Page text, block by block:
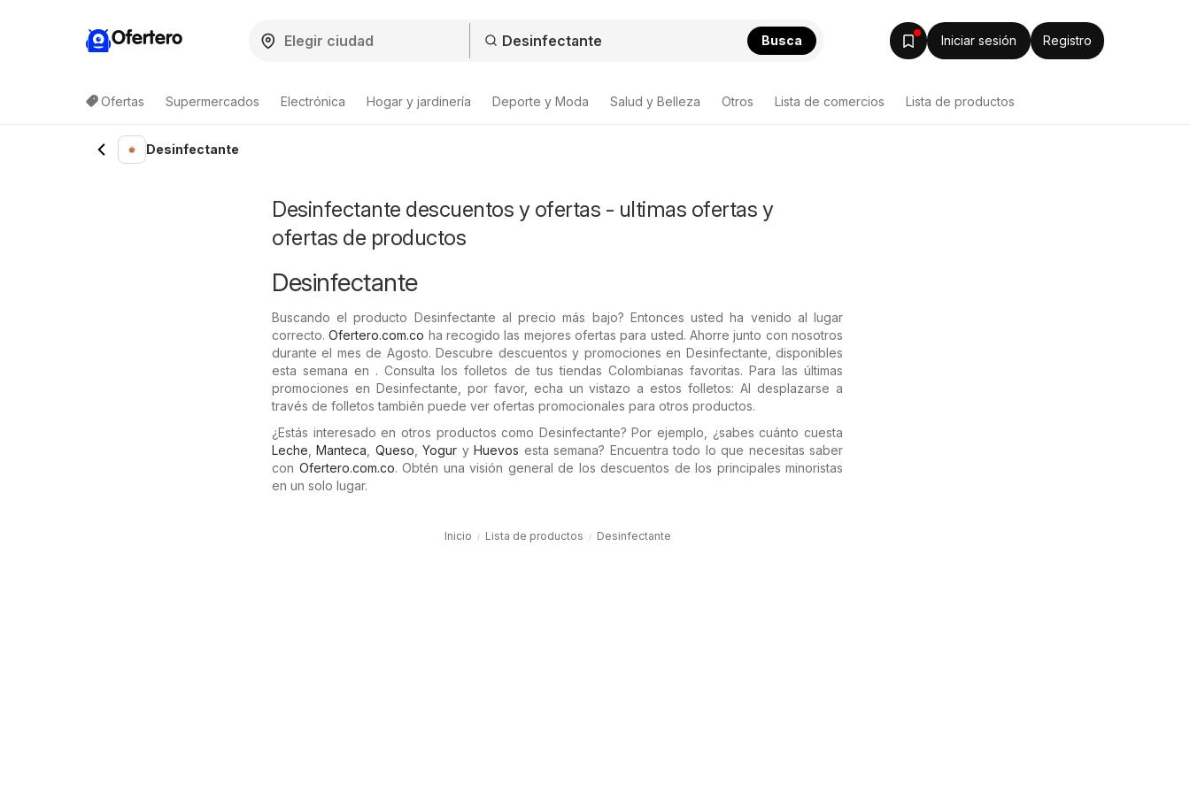
Ofertero Busca Iniciar sesión Registro
Ofertas Supermercados Electrónica Hogar y jardinería Deporte y Moda Salud y Belleza Otros Lista de comercios Lista de productos
Desinfectante
Desinfectante descuentos y ofertas - ultimas ofertas y
ofertas de productos
Desinfectante
Buscando el producto Desinfectante al precio más bajo? Entonces usted ha venido al lugar
correcto.Ofertero.com.co ha recogido las mejores ofertas para usted. Ahorre junto con nosotros
durante el mes de Agosto. Descubre descuentos y promociones en Desinfectante, disponibles
esta semana en . Consulta los folletos de tus tiendas Colombianas favoritas. Para las últimas
promociones en Desinfectante, por favor, echa un vistazo a estos folletos: Al desplazarse a
través de folletos también puede ver ofertas promocionales para otros productos.
¿Estás interesado en otros productos como Desinfectante? Por ejemplo, ¿sabes cuánto cuesta
Leche ,Manteca Queso ,Yogur yHuevos esta semana? Encuentra todo lo que necesitas saber
con Ofertero.com.co. Obtén una visión general de los descuentos de los principales minoristas
en un solo lugar.
Inicio Lista de productos Desinfectante